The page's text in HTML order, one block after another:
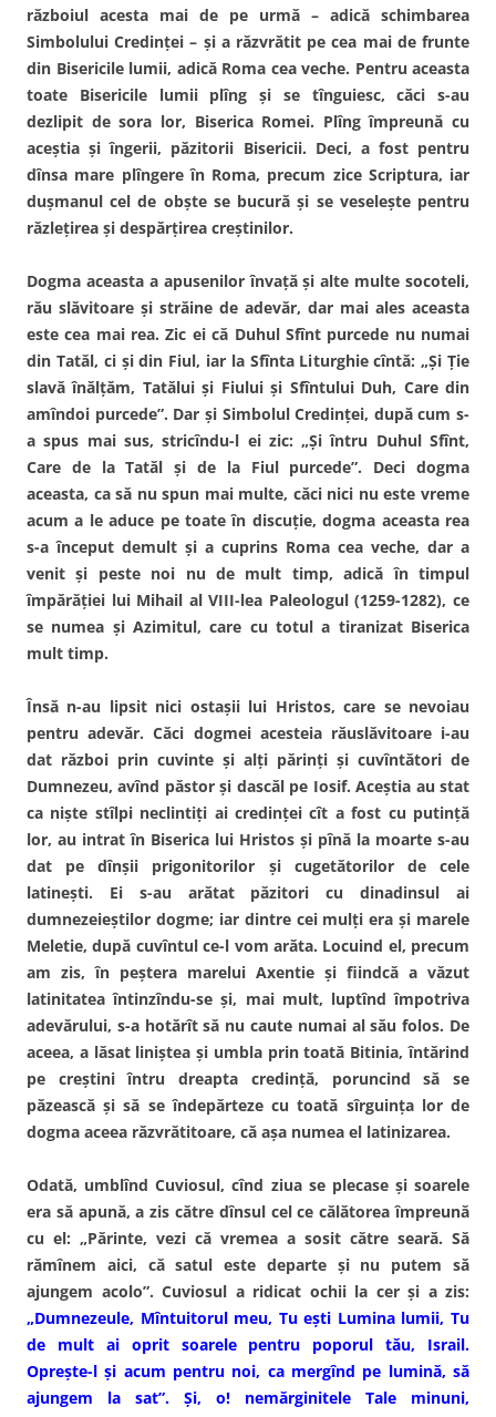
războiul acesta mai de pe urmă – adică schimbarea
Simbolului Credinţei – şi a răzvrătit pe cea mai de frunte
din Bisericile lumii, adică Roma cea veche. Pentru aceasta
toate Bisericile lumii plîng şi se tînguiesc, căci s-au
dezlipit de sora lor, Biserica Romei. Plîng împreună cu
aceştia şi îngerii, păzitorii Bisericii. Deci, a fost pentru
dînsa mare plîngere în Roma, precum zice Scriptura, iar
duşmanul cel de obşte se bucură şi se veseleşte pentru
răzleţirea şi despărţirea creştinilor.
Dogma aceasta a apusenilor învaţă şi alte multe socoteli,
rău slăvitoare şi străine de adevăr, dar mai ales aceasta
este cea mai rea. Zic ei că Duhul Sfînt purcede nu numai
din Tatăl, ci şi din Fiul, iar la Sfînta Liturghie cîntă: „Şi Ţie
slavă înălţăm, Tatălui şi Fiului şi Sfîntului Duh, Care din
amîndoi purcede”. Dar şi Simbolul Credinţei, după cum s-
a spus mai sus, stricîndu-l ei zic: „Şi întru Duhul Sfînt,
Care de la Tatăl şi de la Fiul purcede”. Deci dogma
aceasta, ca să nu spun mai multe, căci nici nu este vreme
acum a le aduce pe toate în discuţie, dogma aceasta rea
s-a început demult şi a cuprins Roma cea veche, dar a
venit şi peste noi nu de mult timp, adică în timpul
împărăţiei lui Mihail al VIII-lea Paleologul (1259-1282), ce
se numea şi Azimitul, care cu totul a tiranizat Biserica
mult timp.
Însă n-au lipsit nici ostaşii lui Hristos, care se nevoiau
pentru adevăr. Căci dogmei acesteia răuslăvitoare i-au
dat război prin cuvinte şi alţi părinţi şi cuvîntători de
Dumnezeu, avînd păstor şi dascăl pe Iosif. Aceştia au stat
ca nişte stîlpi neclintiţi ai credinţei cît a fost cu putinţă
lor, au intrat în Biserica lui Hristos şi pînă la moarte s-au
dat pe dînşii prigonitorilor şi cugetătorilor de cele
latineşti. Ei s-au arătat păzitori cu dinadinsul ai
dumnezeieştilor dogme; iar dintre cei mulţi era şi marele
Meletie, după cuvîntul ce-l vom arăta. Locuind el, precum
am zis, în peştera marelui Axentie şi fiindcă a văzut
latinitatea întinzîndu-se şi, mai mult, luptînd împotriva
adevărului, s-a hotărît să nu caute numai al său folos. De
aceea, a lăsat liniştea şi umbla prin toată Bitinia, întărind
pe creştini întru dreapta credinţă, poruncind să se
păzească şi să se îndepărteze cu toată sîrguinţa lor de
dogma aceea răzvrătitoare, că aşa numea el latinizarea.
Odată, umblînd Cuviosul, cînd ziua se plecase şi soarele
era să apună, a zis către dînsul cel ce călătorea împreună
cu el: „Părinte, vezi că vremea a sosit către seară. Să
rămînem aici, că satul este departe şi nu putem să
ajungem acolo”. Cuviosul a ridicat ochii la cer şi a zis:
„Dumnezeule, Mîntuitorul meu, Tu eşti Lumina lumii, Tu
de mult ai oprit soarele pentru poporul tău, Israil.
Opreşte-l şi acum pentru noi, ca mergînd pe lumină, să
ajungem la sat”. Şi, o! nemărginitele Tale minuni,